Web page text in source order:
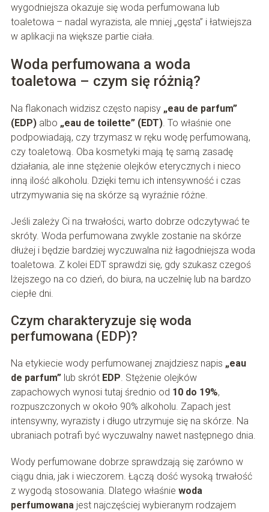
wygodniejsza okazuje się woda perfumowana lub
toaletowa – nadal wyrazista, ale mniej „gęsta” i łatwiejsza
w aplikacji na większe partie ciała.
Woda perfumowana a woda
toaletowa – czym się różnią?
Na flakonach widzisz często napisy „eau de parfum”
(EDP)albo „eau de toilette” (EDT). To właśnie one
podpowiadają, czy trzymasz w ręku wodę perfumowaną,
czy toaletową. Oba kosmetyki mają tę samą zasadę
działania, ale inne stężenie olejków eterycznych i nieco
inną ilość alkoholu. Dzięki temu ich intensywność i czas
utrzymywania się na skórze są wyraźnie różne.
Jeśli zależy Ci na trwałości, warto dobrze odczytywać te
skróty. Woda perfumowana zwykle zostanie na skórze
dłużej i będzie bardziej wyczuwalna niż łagodniejsza woda
toaletowa. Z kolei EDT sprawdzi się, gdy szukasz czegoś
lżejszego na co dzień, do biura, na uczelnię lub na bardzo
ciepłe dni.
Czym charakteryzuje się woda
perfumowana (EDP)?
Na etykiecie wody perfumowanej znajdziesz napis „eau
de parfum”lub skrót EDP. Stężenie olejków
zapachowych wynosi tutaj średnio od 10 do 19%,
rozpuszczonych w około 90% alkoholu. Zapach jest
intensywny, wyrazisty i długo utrzymuje się na skórze. Na
ubraniach potrafi być wyczuwalny nawet następnego dnia.
Wody perfumowane dobrze sprawdzają się zarówno w
ciągu dnia, jak i wieczorem. Łączą dość wysoką trwałość
z wygodą stosowania. Dlatego właśnie woda
perfumowanajest najczęściej wybieranym rodzajem